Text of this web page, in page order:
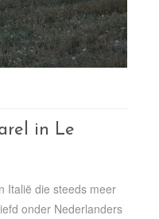
in Le
Italië die steeds meer
onder Nederlanders